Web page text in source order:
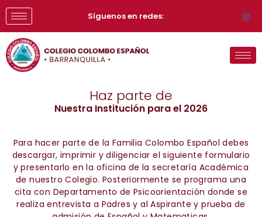
Síguenos en redes:
Haz parte de
Nuestra Institución para el 2026
Para hacer parte de la Familia Colombo Español debes
descargar, imprimir y diligenciar el siguiente formulario
y presentarlo en la oficina de la secretaría Académica
de nuestro Colegio. Posteriormente se programa una
cita con Departamento de Psicoorientación donde se
realiza entrevista a Padres y al Aspirante y prueba de